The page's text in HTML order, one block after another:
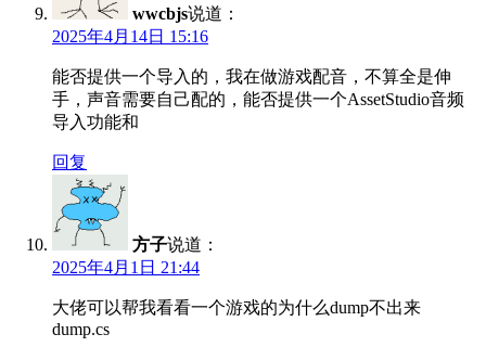
wwcbjs说道：
2025年4月14日 15:16
能否提供一个导入的，我在做游戏配音，不算全是伸
手，声音需要自己配的，能否提供一个AssetStudio音频
导入功能和
回复
方子说道：
2025年4月1日 21:44
大佬可以帮我看看一个游戏的为什么dump不出来
dump.cs